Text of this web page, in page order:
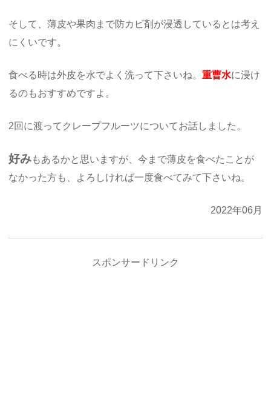
そして、薄皮や果肉まで防カビ剤が浸透しているとは考え
にくいです。
食べる時は外皮を水でよく洗って下さいね。重曹水に浸け
るのもおすすめですよ。
2回に渡ってクレープフルーツについてお話しました。
好みもあるかと思いますが、今まで薄皮を食べたことが
なかった方も、よろしければ一度食べてみて下さいね。
2022年06月
スポンサードリンク